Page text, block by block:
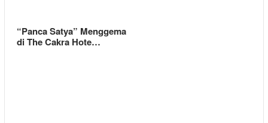
“Panca Satya” Menggema
di The Cakra Hote…